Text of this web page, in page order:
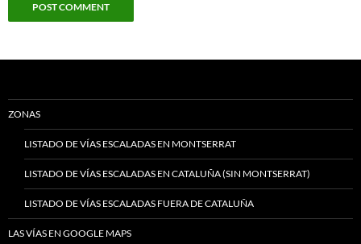
ZONAS
LISTADO DE VÍAS ESCALADAS EN MONTSERRAT
LISTADO DE VÍAS ESCALADAS EN CATALUÑA (SIN MONTSERRAT)
LISTADO DE VÍAS ESCALADAS FUERA DE CATALUÑA
LAS VÍAS EN GOOGLE MAPS